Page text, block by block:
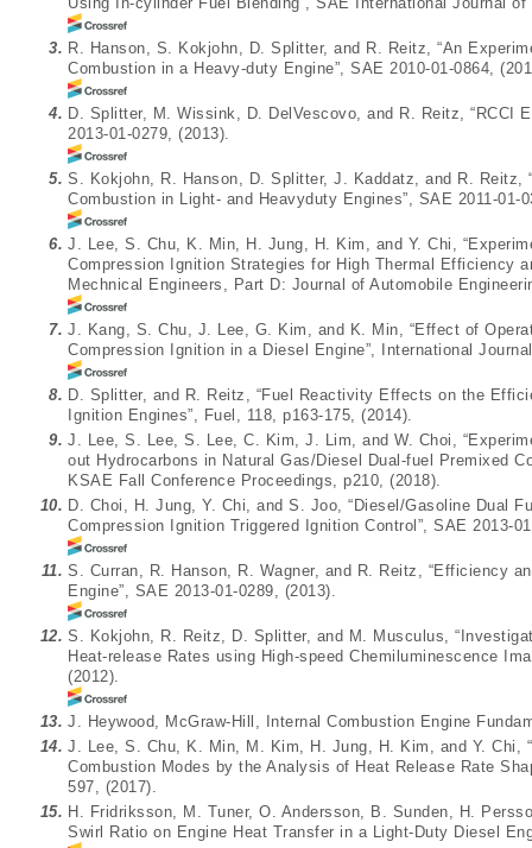
3. R. Hanson, S. Kokjohn, D. Splitter, and R. Reitz, “An
Combustion in a Heavy-duty Engine”, SAE 2010-01-0864,
4. D. Splitter, M. Wissink, D. DelVescovo, and R. Reitz, “RCCI
2013-01-0279, (2013).
5. S. Kokjohn, R. Hanson, D. Splitter, J. Kaddatz, and R. Reitz,
Combustion in Light- and Heavyduty Engines”, SAE 2011-01-
6. J. Lee, S. Chu, K. Min, H. Jung, H. Kim, and Y. Chi,
Compression Ignition Strategies for High Thermal Efficiency
Mechnical Engineers, Part D: Journal of Automobile
7. J. Kang, S. Chu, J. Lee, G. Kim, and K. Min, “Effect of
Compression Ignition in a Diesel Engine”, International
8. D. Splitter, and R. Reitz, “Fuel Reactivity Effects on the
Ignition Engines”, Fuel, 118, p163-175, (2014).
9. J. Lee, S. Lee, S. Lee, C. Kim, J. Lim, and W. Choi,
out Hydrocarbons in Natural Gas/Diesel Dual-fuel Premixed
KSAE Fall Conference Proceedings, p210, (2018).
10. D. Choi, H. Jung, Y. Chi, and S. Joo, “Diesel/Gasoline Dual
Compression Ignition Triggered Ignition Control”, SAE 2013-
11. S. Curran, R. Hanson, R. Wagner, and R. Reitz, “Efficiency
Engine”, SAE 2013-01-0289, (2013).
12. S. Kokjohn, R. Reitz, D. Splitter, and M. Musculus,
Heat-release Rates using High-speed Chemiluminescence
(2012).
13. J. Heywood, McGraw-Hill, Internal Combustion Engine
14. J. Lee, S. Chu, K. Min, M. Kim, H. Jung, H. Kim, and Y. Chi,
Combustion Modes by the Analysis of Heat Release Rate
597, (2017).
15. H. Fridriksson, M. Tuner, O. Andersson, B. Sunden, H.
Swirl Ratio on Engine Heat Transfer in a Light-Duty Diesel